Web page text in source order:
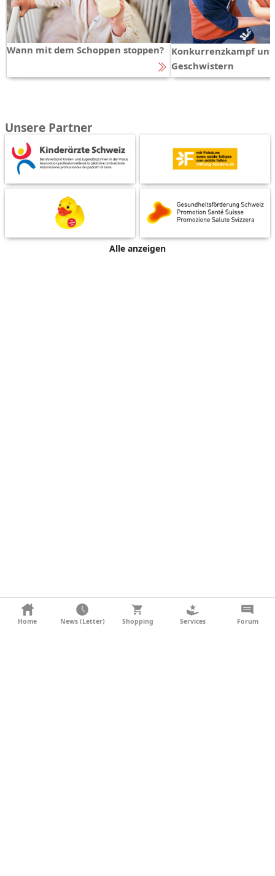
Wann mit dem Schoppen stoppen?
Konkurrenzkampf
Geschwistern
Unsere Partner
Alle anzeigen
KONTAKT
Home News (Letter) Shopping Services Forum